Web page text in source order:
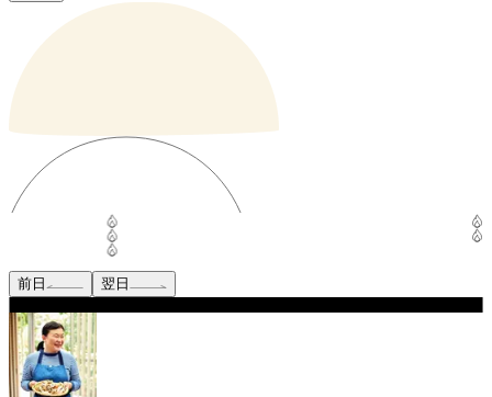
前日 翌日